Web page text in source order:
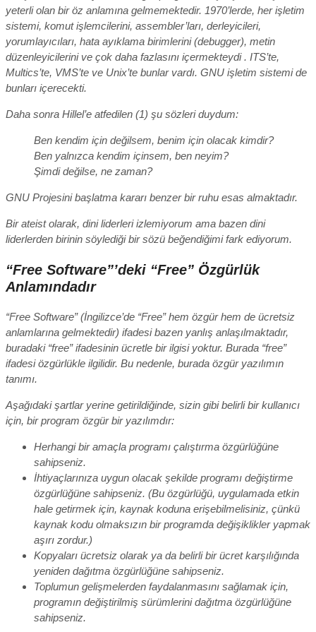
yeterli olan bir öz anlamına gelmemektedir. 1970’lerde, her işletim
sistemi, komut işlemcilerini, assembler’ları, derleyicileri,
yorumlayıcıları, hata ayıklama birimlerini (debugger), metin
düzenleyicilerini ve çok daha fazlasını içermekteydi . ITS’te,
Multics’te, VMS’te ve Unix’te bunlar vardı. GNU işletim sistemi de
bunları içerecekti.
Daha sonra Hillel’e atfedilen (1) şu sözleri duydum:
Ben kendim için değilsem, benim için olacak kimdir?
Ben yalnızca kendim içinsem, ben neyim?
Şimdi değilse, ne zaman?
GNU Projesini başlatma kararı benzer bir ruhu esas almaktadır.
Bir ateist olarak, dini liderleri izlemiyorum ama bazen dini
liderlerden birinin söylediği bir sözü beğendiğimi fark ediyorum.
“Free Software”’deki “Free” Özgürlük
Anlamındadır
“Free Software” (İngilizce’de “Free” hem özgür hem de ücretsiz
anlamlarına gelmektedir) ifadesi bazen yanlış anlaşılmaktadır,
buradaki “free” ifadesinin ücretle bir ilgisi yoktur. Burada “free”
ifadesi özgürlükle ilgilidir. Bu nedenle, burada özgür yazılımın
tanımı.
Aşağıdaki şartlar yerine getirildiğinde, sizin gibi belirli bir kullanıcı
için, bir program özgür bir yazılımdır:
Herhangi bir amaçla programı çalıştırma özgürlüğüne
sahipseniz.
İhtiyaçlarınıza uygun olacak şekilde programı değiştirme
özgürlüğüne sahipseniz. (Bu özgürlüğü, uygulamada etkin
hale getirmek için, kaynak koduna erişebilmelisiniz, çünkü
kaynak kodu olmaksızın bir programda değişiklikler yapmak
aşırı zordur.)
Kopyaları ücretsiz olarak ya da belirli bir ücret karşılığında
yeniden dağıtma özgürlüğüne sahipseniz.
Toplumun gelişmelerden faydalanmasını sağlamak için,
programın değiştirilmiş sürümlerini dağıtma özgürlüğüne
sahipseniz.